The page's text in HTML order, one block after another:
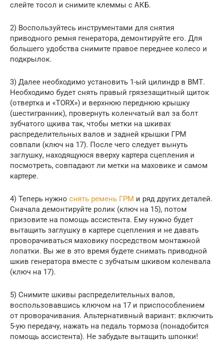
слейте тосол и снимите клеммы с АКБ.
2) Воспользуйтесь инструментами для снятия
приводного ремня генератора, демонтируйте его. Для
большего удобства снимите правое переднее колесо и
подкрылок.
3) Далее необходимо установить 1-ый цилиндр в ВМТ.
Необходимо будет снять правый грязезащитный щиток
(отвертка и «TORX») и верхнюю переднюю крышку
(шестигранник), провернуть коленчатый вал за болт
зубчатого щкива так, чтобы метки на шкивах
распределительных валов и задней крышки ГРМ
совпали (ключ на 17). После чего следует вынуть
заглушку, находящуюся вверху картера сцепления и
посмотреть, совпадают ли метки на маховике и самом
картере.
4) Теперь нужно снять ремень ГРМ и ряд других деталей.
Сначала демонтируйте ролик (ключ на 15), потом
призовите на помощь ассистента. Ему нужно будет
вытащить заглушку в картере сцепления и не давать
проворачиваться маховику посредством монтажной
лопатки. Вы же в это время будете снимать приводной
шкив генератора вместе с зубчатым шкивом коленвала
(ключ на 17).
5) Снимите шкивы распределительных валов,
воспользовавшись ключом на 17 и приспособлением
от проворачивания. Альтернативный вариант: включить
5-ую передачу, нажать на педаль тормоза (понадобится
помощь ассистента). Не забудьте вытащить шпонки!